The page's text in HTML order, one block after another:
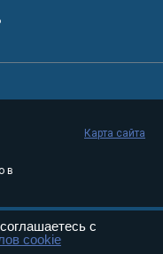
в
Карта сайта
с
cookie